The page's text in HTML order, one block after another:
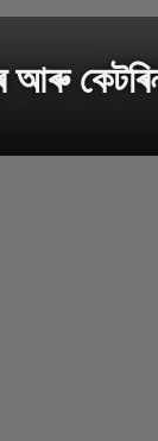
আৰু